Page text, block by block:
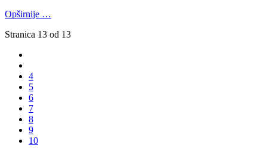
Opširnije …
Stranica 13 od 13
4
5
6
7
8
9
10